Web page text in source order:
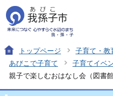
トップページ
子育て・教
あびこで子育て
子育てイベ
親子で楽しむおはなし会（図書